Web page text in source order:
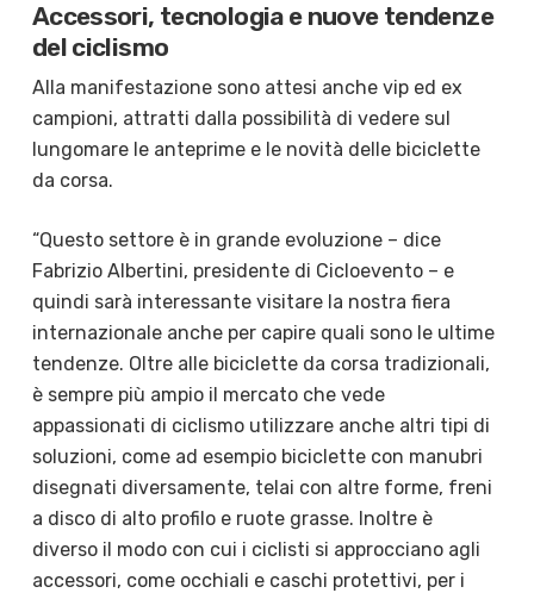
Accessori, tecnologia e nuove tendenze
del ciclismo
Alla manifestazione sono attesi anche vip ed ex
campioni, attratti dalla possibilità di vedere sul
lungomare le anteprime e le novità delle biciclette
da corsa.
“Questo settore è in grande evoluzione – dice
Fabrizio Albertini, presidente di Cicloevento – e
quindi sarà interessante visitare la nostra fiera
internazionale anche per capire quali sono le ultime
tendenze. Oltre alle biciclette da corsa tradizionali,
è sempre più ampio il mercato che vede
appassionati di ciclismo utilizzare anche altri tipi di
soluzioni, come ad esempio biciclette con manubri
disegnati diversamente, telai con altre forme, freni
a disco di alto profilo e ruote grasse. Inoltre è
diverso il modo con cui i ciclisti si approcciano agli
accessori, come occhiali e caschi protettivi, per i